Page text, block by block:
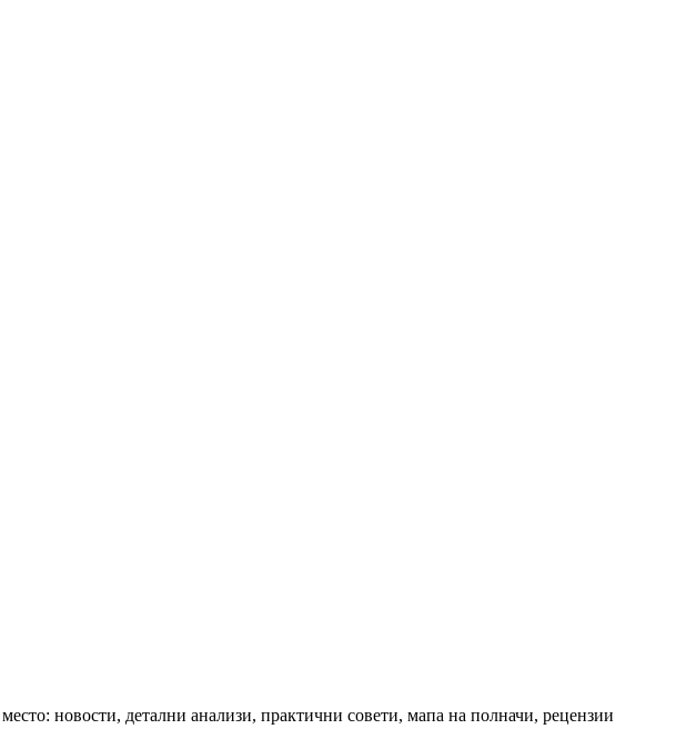
новости, детални анализи, практични совети, мапа на полначи, рецензии